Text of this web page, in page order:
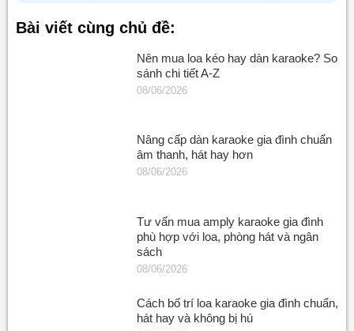
Bài viết cùng chủ đề:
Nên mua loa kéo hay dàn karaoke? So
sánh chi tiết A-Z
08/06/2026
Nâng cấp dàn karaoke gia đình chuẩn
âm thanh, hát hay hơn
08/06/2026
Tư vấn mua amply karaoke gia đình
phù hợp với loa, phòng hát và ngân
sách
08/06/2026
Cách bố trí loa karaoke gia đình chuẩn,
hát hay và không bị hú